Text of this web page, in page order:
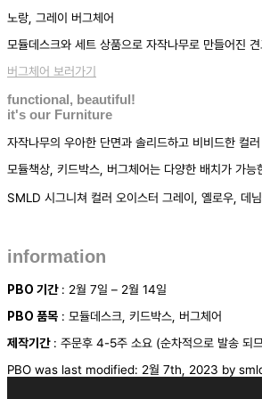
노랑, 그레이 버그체어
모듈데스크와 세트 상품으로 자작나무로 만들어진
버그체어 보러가기
functional, beautiful!
it's our Furniture
자작나무의 우아한 단면과 솔리드하고 비비드한 컬
모듈책상, 키드박스, 버그체어는 다양한 배치가 가
SMLD 시그니쳐 컬러 오이스터 그레이, 옐로우, 데
information
PBO 기간: 2월 7일 – 2월 14일
PBO 품목 : 모듈데스크, 키드박스, 버그체어
제작기간: 주문후 4-5주 소요 (순차적으로 발송 되
PBO was last modified: 2월 7th, 2023 by